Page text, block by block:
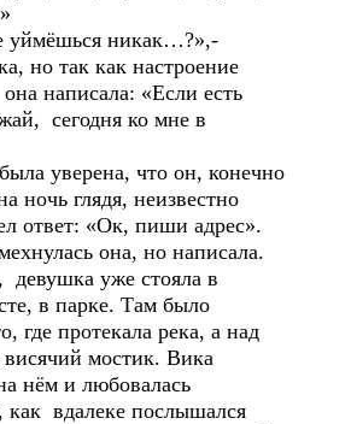
уймёшься никак…?»,-
но так как настроение
написала: «Если есть
сегодня ко мне в
уверена, что он, конечно
ночь глядя, неизвестно
ответ: «Ок, пиши адрес».
она, но написала.
девушка уже стояла в
в парке. Там было
где протекала река, а над
мостик. Вика
нём и любовалась
как вдалеке послышался